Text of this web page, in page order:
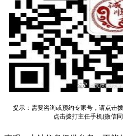
提示：需要咨询或预约专家号，请点击拨
点击拨打主任手机(微信同